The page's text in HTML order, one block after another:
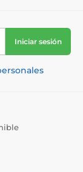
Iniciar sesión